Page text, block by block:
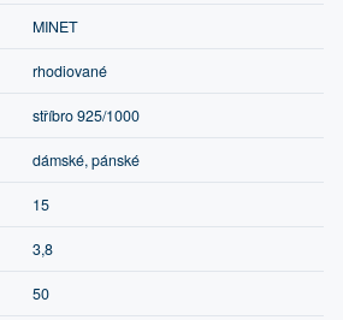
MINET
rhodiované
stříbro 925/1000
dámské, pánské
15
3,8
50